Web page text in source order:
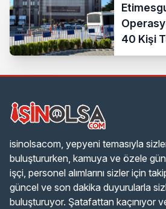
40 Kişi
isinolsacom, yepyeni temasıyla
buluştururken, kamuya ve özele
işçi, personel alımlarını sizler için
güncel ve son dakika duyurularla
buluşturuyor. Şatafattan kaçınıyor